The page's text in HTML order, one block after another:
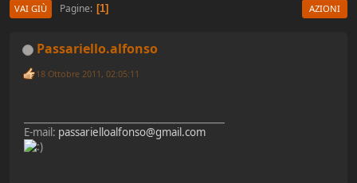
VAI GIÙ Pagine 1 AZIONI
Passariello.alfonso
18 Ottobre 2011, 02:05:11
E-mail: passarielloalfonso@gmail.com